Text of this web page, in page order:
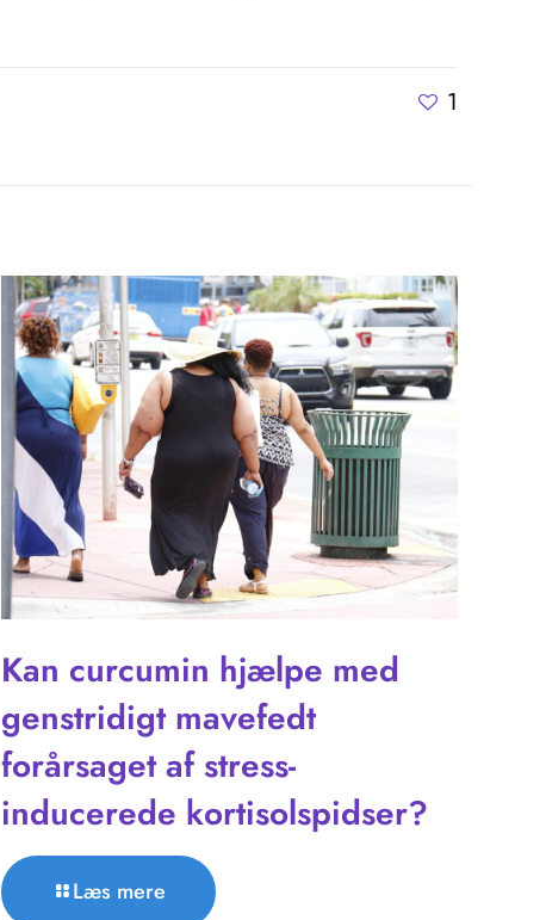
1
Kan curcumin hjælpe med
genstridigt mavefedt
forårsaget af stress-
inducerede kortisolspidser?
Læs mere